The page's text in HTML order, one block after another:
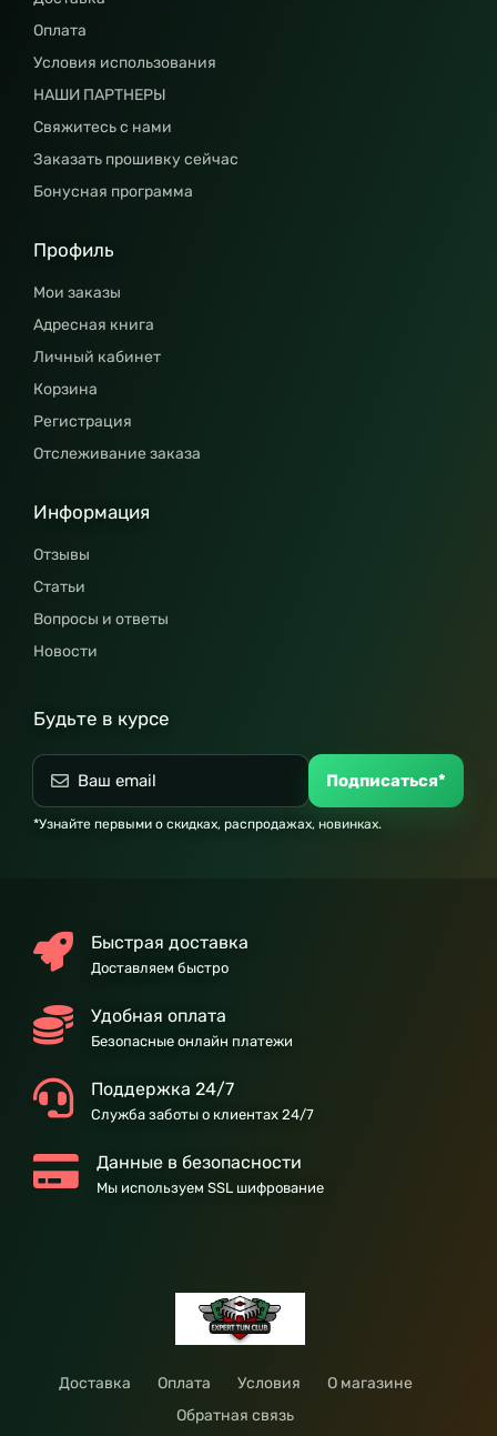
Оплата
Условия использования
НАШИ ПАРТНЕРЫ
Свяжитесь с нами
Заказать прошивку сейчас
Бонусная программа
Профиль
Мои заказы
Адресная книга
Личный кабинет
Корзина
Регистрация
Отслеживание заказа
Информация
Отзывы
Статьи
Вопросы и ответы
Новости
Будьте в курсе
Подписаться*
*Узнайте первыми о скидках, распродажах, новинках.
Быстрая доставка
Доставляем быстро
Удобная оплата
Безопасные онлайн платежи
Поддержка 24/7
Служба заботы о клиентах 24/7
Данные в безопасности
Мы используем SSL шифрование
Доставка Оплата Условия
О магазине
Обратная связь